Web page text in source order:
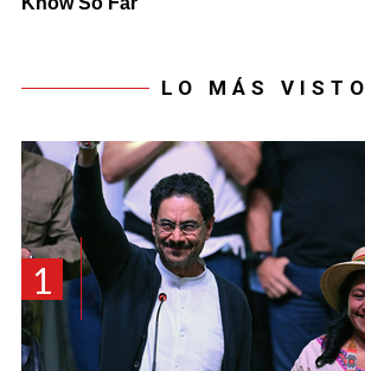
LO MÁS VISTO
1